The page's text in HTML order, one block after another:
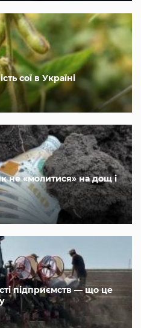
сої в Україні
не «молитися» на дощ і
підприємств — що це